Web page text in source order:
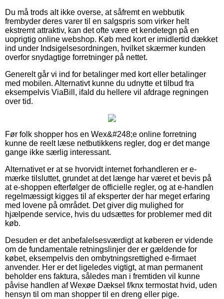
Du må trods alt ikke overse, at såfremt en webbutik
frembyder deres varer til en salgspris som virker helt
ekstremt attraktiv, kan det ofte være et kendetegn på en
uoprigtig online webshop. Køb med kort er imidlertid dækket
ind under Indsigelsesordningen, hvilket skærmer kunden
overfor snydagtige forretninger på nettet.
Generelt går vi ind for betalinger med kort eller betalinger
med mobilen. Alternativt kunne du udnytte et tilbud fra
eksempelvis ViaBill, ifald du hellere vil afdrage regningen
over tid.
Før folk shopper hos en Wex&#248;e online forretning
kunne de reelt læse netbutikkens regler, dog er det mange
gange ikke særlig interessant.
Alternativet er at se hvorvidt internet forhandleren er e-
mærke tilsluttet, grundet at det længe har været et bevis på
at e-shoppen efterfølger de officielle regler, og at e-handlen
regelmæssigt kigges til af eksperter der har meget erfaring
med lovene på området. Det giver dig mulighed for
hjælpende service, hvis du udsættes for problemer med dit
køb.
Desuden er det anbefalelsesværdigt at køberen er vidende
om de fundamentale retningslinjer der er gældende for
købet, eksempelvis den ombytningsrettighed e-firmaet
anvender. Her er det ligeledes vigtigt, at man permanent
beholder ens faktura, således man i fremtiden vil kunne
påvise handlen af Wexøe Dæksel f/knx termostat hvid, uden
hensyn til om man shopper til en dreng eller pige.